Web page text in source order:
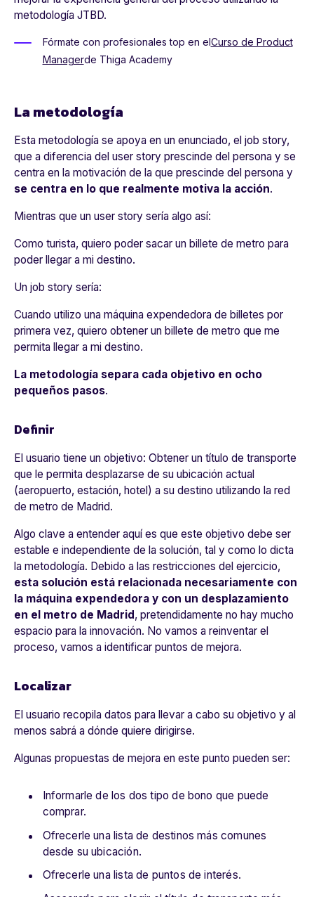
metodología JTBD.
Fórmate con profesionales top en elCurso de Product
Managerde Thiga Academy
La metodología
Esta metodología se apoya en un enunciado, el job story,
que a diferencia del user story prescinde del persona y se
centra en la motivación de la que prescinde del persona y
se centra en lo que realmente motiva la acción.
Mientras que un user story sería algo así:
Como turista, quiero poder sacar un billete de metro para
poder llegar a mi destino.
Un job story sería:
Cuando utilizo una máquina expendedora de billetes por
primera vez, quiero obtener un billete de metro que me
permita llegar a mi destino.
La metodología separa cada objetivo en ocho
pequeños pasos.
Definir
El usuario tiene un objetivo: Obtener un título de transporte
que le permita desplazarse de su ubicación actual
(aeropuerto, estación, hotel) a su destino utilizando la red
de metro de Madrid.
Algo clave a entender aquí es que este objetivo debe ser
estable e independiente de la solución, tal y como lo dicta
la metodología. Debido a las restricciones del ejercicio,
esta solución está relacionada necesariamente con
la máquina expendedora y con un desplazamiento
en el metro de Madrid , pretendidamente no hay mucho
espacio para la innovación. No vamos a reinventar el
proceso, vamos a identificar puntos de mejora.
Localizar
El usuario recopila datos para llevar a cabo su objetivo y al
menos sabrá a dónde quiere dirigirse.
Algunas propuestas de mejora en este punto pueden ser:
Informarle de los dos tipo de bono que puede
comprar.
Ofrecerle una lista de destinos más comunes
desde su ubicación.
Ofrecerle una lista de puntos de interés.